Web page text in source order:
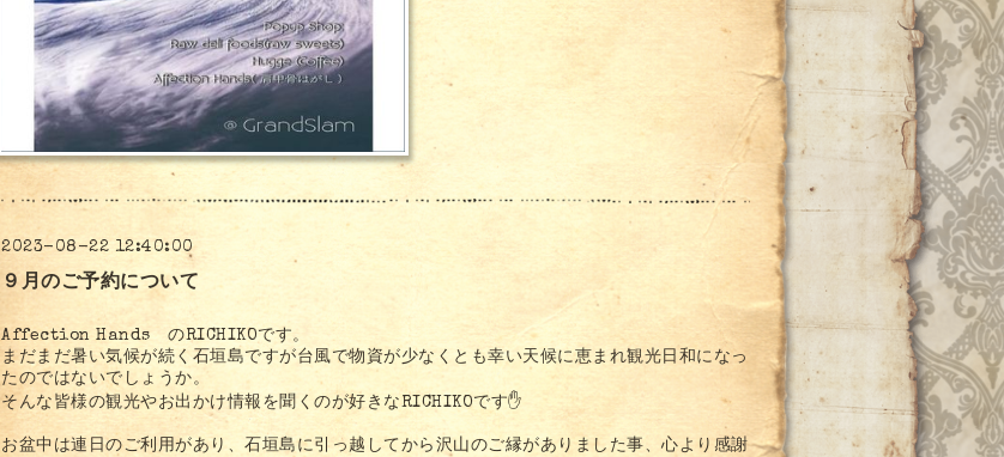
2023-08-22 12:40:00
９月のご予約について
Affection Hands のRICHIKOです。
まだまだ暑い気候が続く石垣島ですが台風で物資が少なくとも幸い天候に恵まれ観光日和になっ
たのではないでしょうか。
そんな皆様の観光やお出かけ情報を聞くのが好きなRICHIKOです✋
お盆中は連日のご利用があり、石垣島に引っ越してから沢山のご縁がありました事、心より感謝